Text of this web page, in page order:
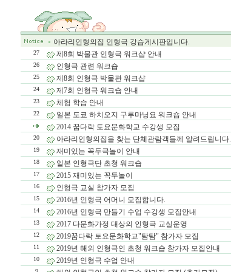
아라리인형의집 인형극 강습게시판입니다.
27
제8회 박물관 인형극 워크샵 안내
26
인형극 관련 워크숍
25
제8회 인형극 박물관 워크샵
24
제7회 인형극 워크숍 안내
23
체험 학습 안내
22
일본 도쿄 하치오지 구루마닝요 워크숍 안내
2014 꿈다락 토요문화학교 수강생 모집
20
아라리인형의집을 찾는 단체관람객들께 알려드립니다.
19
재미있는 꼭두극놀이 안내
18
일본 인형극단 초청 워크숍
17
2015 재미있는 꼭두놀이
16
인형극 교실 참가자 모집
15
2016년 인형극 어머니 모집합니다.
14
2016년 인형극 만들기 수업 수강생 모집안내
13
2017 다문화가정 대상의 인형극 교실운영
12
2019꿈다락 토요문화학교"탐탐" 참가자 모집
11
2019년 해외 인형극인 초청 워크숍 참가자 모집안내
10
2019년 인형극 수업 안내